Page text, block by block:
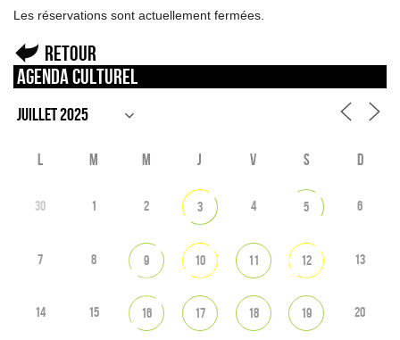
Les réservations sont actuellement fermées.
Retour
Agenda culturel
L M M J V S D
30 1 2 3 4 5 6
7 8 9 10 11 12 13
14 15 16 17 18 19 20